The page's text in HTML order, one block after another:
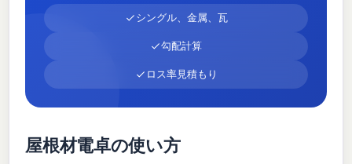
シングル、金属、瓦
勾配計算
ロス率見積もり
屋根材電卓の使い方